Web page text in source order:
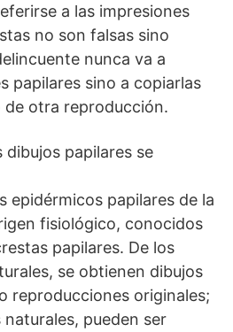
a las impresiones
no son falsas sino
nunca va a
papilares sino a copiarlas
de otra reproducción.
dibujos papilares se
epidérmicos papilares de la
fisiológico, conocidos
papilares. De los
se obtienen dibujos
reproducciones originales;
pueden ser